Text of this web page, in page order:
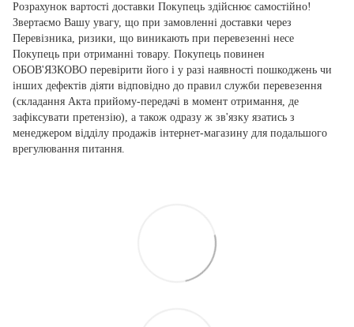
Розрахунок вартості доставки Покупець здійснює самостійно!
Звертаємо Вашу увагу, що при замовленні доставки через
Перевізника, ризики, що виникають при перевезенні несе
Покупець при отриманні товару. Покупець повинен
ОБОВ'ЯЗКОВО перевірити його і у разі наявності пошкоджень чи
інших дефектів діяти відповідно до правил служби перевезення
(складання Акта прийому-передачі в момент отримання, де
зафіксувати претензію), а також одразу ж зв'язку язатись з
менеджером відділу продажів інтернет-магазину для подальшого
врегулювання питання.